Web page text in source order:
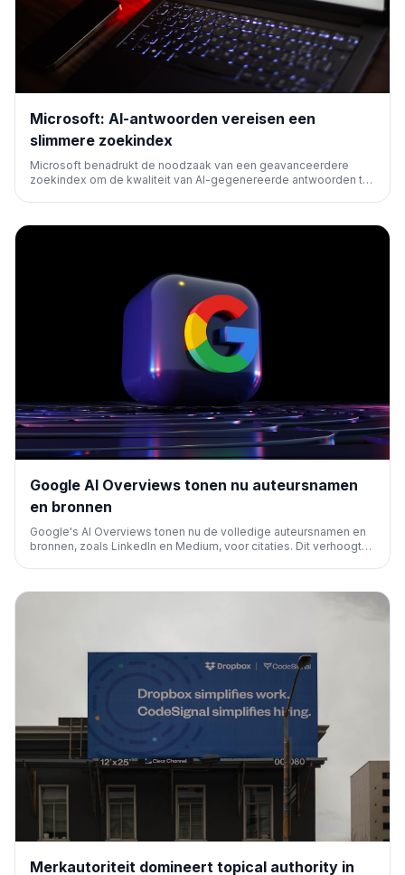
Microsoft: AI-antwoorden vereisen een
slimmere zoekindex
Microsoft benadrukt de noodzaak van een geavanceerdere
zoekindex om de kwaliteit van AI-gegenereerde antwoorden te
Google AI Overviews tonen nu auteursnamen
en bronnen
Google's AI Overviews tonen nu de volledige auteursnamen en
bronnen, zoals LinkedIn en Medium, voor citaties. Dit verhoogt
Merkautoriteit domineert topical authority in